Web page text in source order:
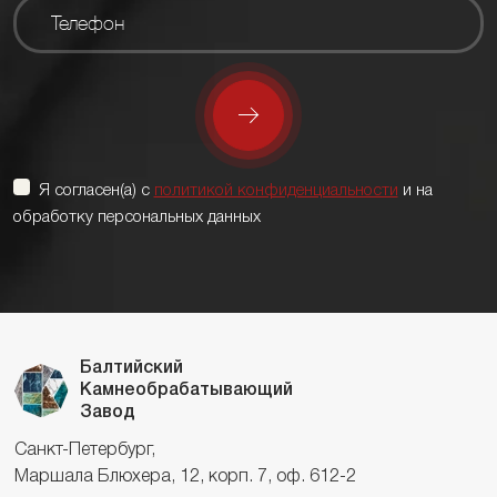
Я согласен(а) с политикой конфиденциальности и на
обработку персональных данных
Балтийский
Камнеобрабатывающий
Завод
Санкт-Петербург,
Маршала Блюхера, 12, корп. 7, оф. 612-2